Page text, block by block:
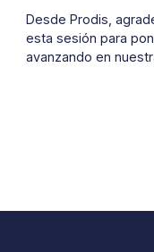
Desde Prodis,
esta sesión para
avanzando en